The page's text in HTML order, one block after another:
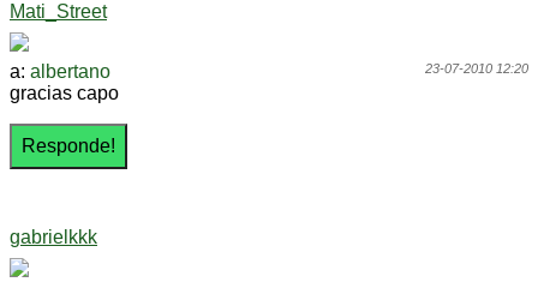
Mati_Street
23-07-2010 12:20
a: albertano
gracias capo
gabrielkkk